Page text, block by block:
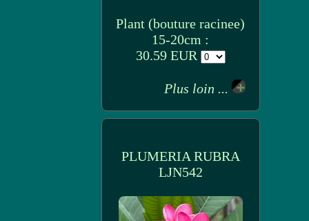
Plant (bouture racinee)
15-20cm :
30.59 EUR
Plus loin ...
PLUMERIA RUBRA
LJN542